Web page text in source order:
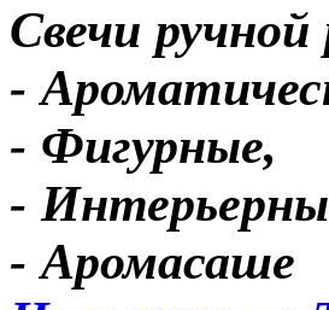
Свечи
-
- Фигурные,
-
- Аромасаше